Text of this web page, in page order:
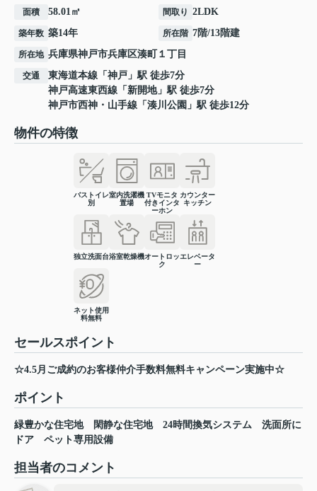
面積 58.01㎡ 間取り 2LDK
築年数 築14年 所在階 7階/13階建
所在地 兵庫県神戸市兵庫区湊町 １丁目
交通 東海道本線 「 神戸 」駅 徒歩7分
神戸高速東西線 「 新開地」駅 徒歩7分
神戸市西神・山手線 「 湊川公園 」駅 徒歩12分
物件の特徴
バストイレ
別
室内洗濯機
置場
TVモニタ
付きインタ
ーホン
カウンター
キッチン
独立洗面台浴室乾燥機オートロッ
ク
エレベータ
ー
ネット使用
料無料
セールスポイント
☆4.5月ご成約のお客様仲介手数料無料キャンペーン実施中☆
ポイント
緑豊かな住宅地 閑静な住宅地 24時間換気システム
洗面所に
ドア
ペット専用設備
担当者のコメント